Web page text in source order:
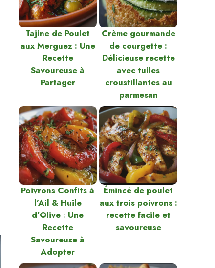
Tajine de Poulet
aux Merguez : Une
Recette
Savoureuse à
Partager
Crème gourmande
de courgette :
Délicieuse recette
avec tuiles
croustillantes au
parmesan
Poivrons Confits à
l’Ail & Huile
d’Olive : Une
Recette
Savoureuse à
Adopter
Émincé de poulet
aux trois poivrons :
recette facile et
savoureuse